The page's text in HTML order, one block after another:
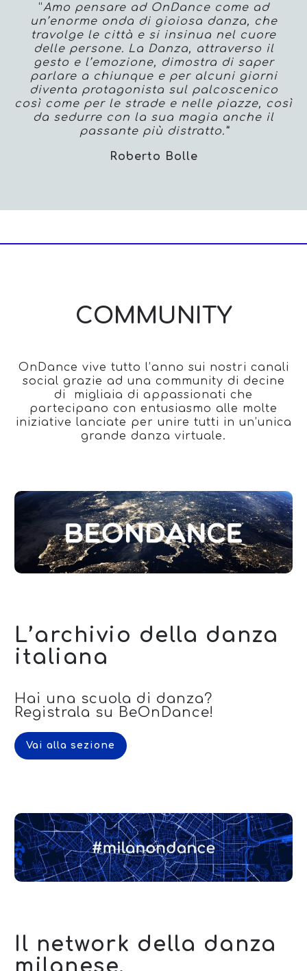
“Amo pensare ad OnDance come ad
un’enorme onda di gioiosa danza, che
travolge le città e si insinua nel cuore
delle persone. La Danza, attraverso il
gesto e l’emozione, dimostra di saper
parlare a chiunque e per alcuni giorni
diventa protagonista sul palcoscenico
così come per le strade e nelle piazze, così
da sedurre con la sua magia anche il
passante più distratto.”
Roberto Bolle
COMMUNITY
OnDance vive tutto l’anno sui nostri canali
social grazie ad una community di decine
di migliaia di appassionati che
partecipano con entusiasmo alle molte
iniziative lanciate per unire tutti in un’unica
grande danza virtuale.
L’archivio della danza
italiana
Hai una scuola di danza?
Registrala su BeOnDance!
Vai alla sezione
Il network della danza
milanese.